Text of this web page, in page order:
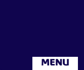
MENU